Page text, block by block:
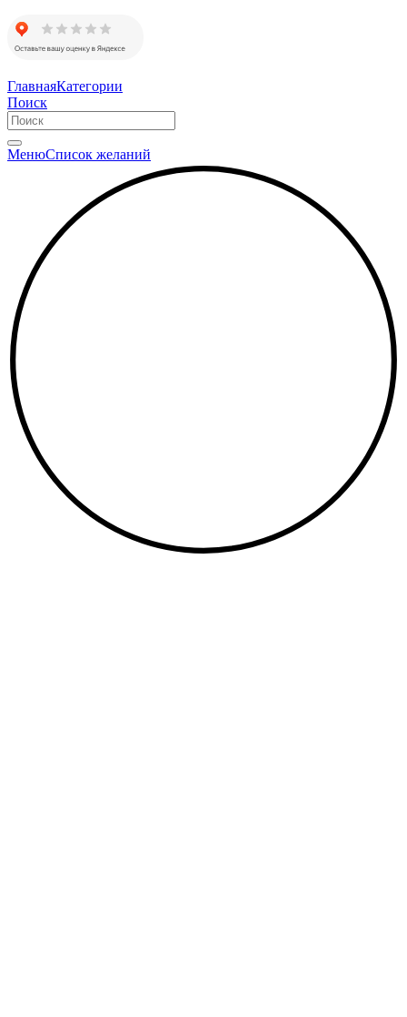
ГлавнаяКатегории
Поиск
МенюСписок желаний